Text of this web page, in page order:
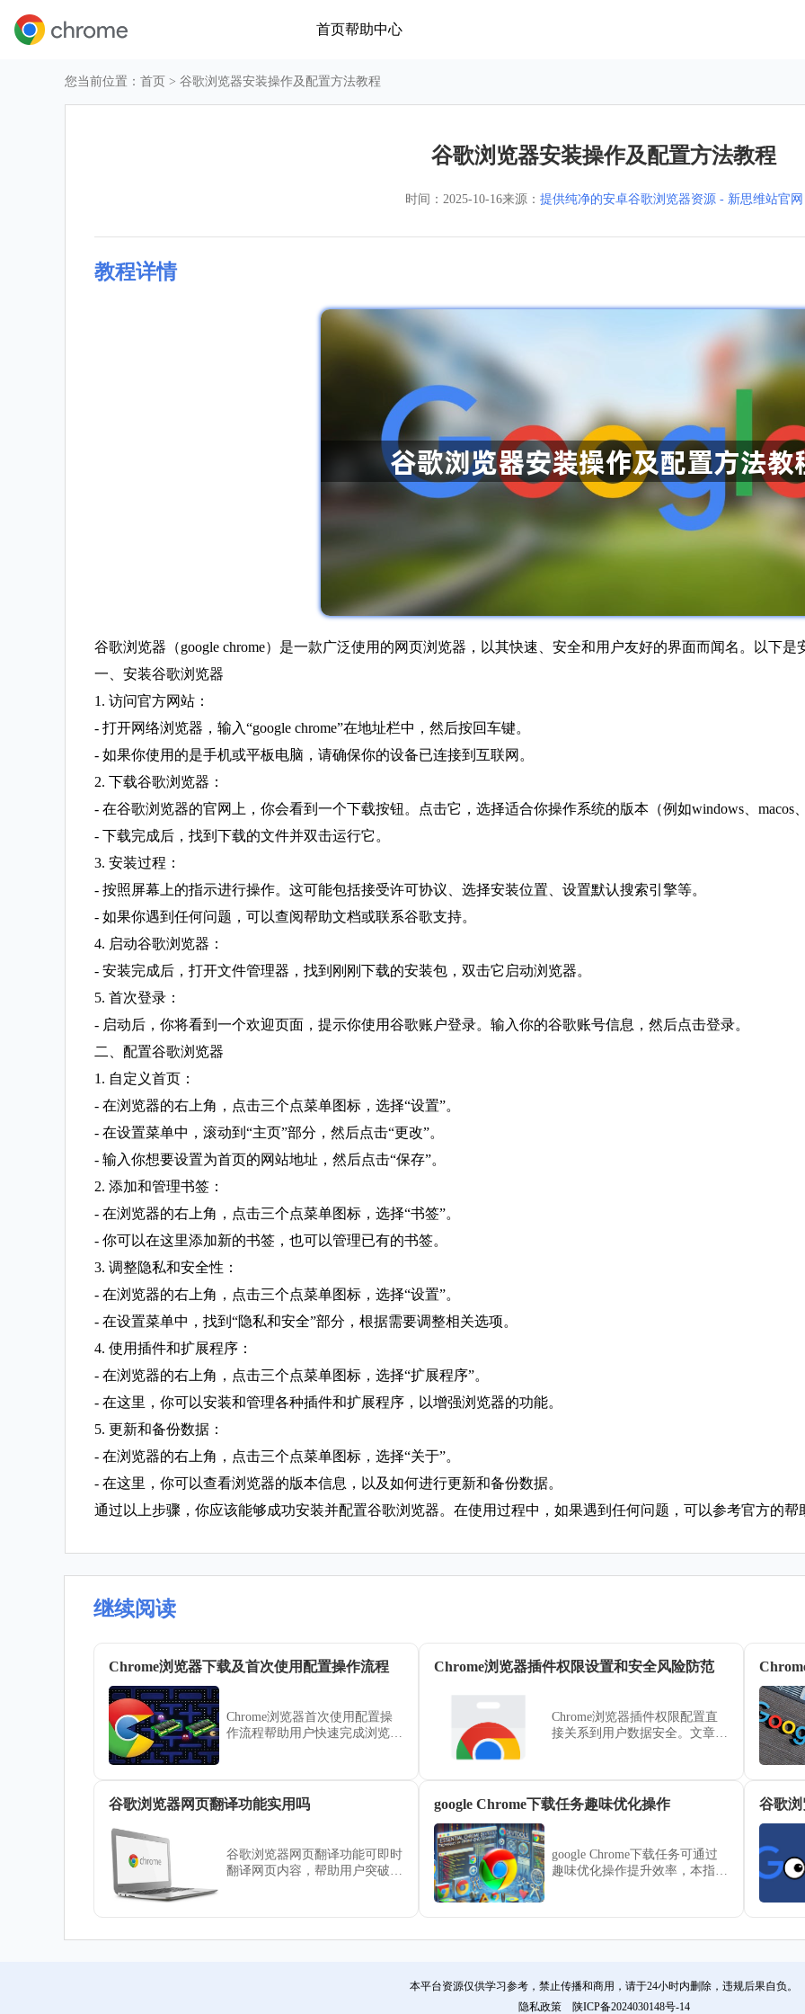
首页帮助中心
您当前位置： 首页 > 谷歌浏览器安装操作及配置方法教程
谷歌浏览器安装操作及配置方法教程
时间： 2025-10-16来源： 提供纯净的安卓谷歌浏览器资源 - 新思维站官网
教程详情
谷歌浏览器（google chrome）是一款广泛使用的网页浏览器，以其快速、安全和用户友好的界面而闻名。以下是
一、安装谷歌浏览器
1. 访问官方网站：
- 打开网络浏览器，输入“google chrome”在地址栏中，然后按回车键。
- 如果你使用的是手机或平板电脑，请确保你的设备已连接到互联网。
2. 下载谷歌浏览器：
- 在谷歌浏览器的官网上，你会看到一个下载按钮。点击它，选择适合你操作系统的版本（例如windows、macos
- 下载完成后，找到下载的文件并双击运行它。
3. 安装过程：
- 按照屏幕上的指示进行操作。这可能包括接受许可协议、选择安装位置、设置默认搜索引擎等。
- 如果你遇到任何问题，可以查阅帮助文档或联系谷歌支持。
4. 启动谷歌浏览器：
- 安装完成后，打开文件管理器，找到刚刚下载的安装包，双击它启动浏览器。
5. 首次登录：
- 启动后，你将看到一个欢迎页面，提示你使用谷歌账户登录。输入你的谷歌账号信息，然后点击登录。
二、配置谷歌浏览器
1. 自定义首页：
- 在浏览器的右上角，点击三个点菜单图标，选择“设置”。
- 在设置菜单中，滚动到“主页”部分，然后点击“更改”。
- 输入你想要设置为首页的网站地址，然后点击“保存”。
2. 添加和管理书签：
- 在浏览器的右上角，点击三个点菜单图标，选择“书签”。
- 你可以在这里添加新的书签，也可以管理已有的书签。
3. 调整隐私和安全性：
- 在浏览器的右上角，点击三个点菜单图标，选择“设置”。
- 在设置菜单中，找到“隐私和安全”部分，根据需要调整相关选项。
4. 使用插件和扩展程序：
- 在浏览器的右上角，点击三个点菜单图标，选择“扩展程序”。
- 在这里，你可以安装和管理各种插件和扩展程序，以增强浏览器的功能。
5. 更新和备份数据：
- 在浏览器的右上角，点击三个点菜单图标，选择“关于”。
- 在这里，你可以查看浏览器的版本信息，以及如何进行更新和备份数据。
通过以上步骤，你应该能够成功安装并配置谷歌浏览器。在使用过程中，如果遇到任何问题，可以参考官方的帮
继续阅读
Chrome浏览器下载及首次使用配置操作流程
Chrome浏览器首次使用配置操
作流程帮助用户快速完成浏览器
高效的体验。
Chrome浏览器插件权限设置和安全风险防范
Chrome浏览器插件权限配置直
接关系到用户数据安全。文章解
谷歌浏览器网页翻译功能实用吗
谷歌浏览器网页翻译功能可即时
翻译网页内容，帮助用户突破语
google Chrome下载任务趣味优化操作
google Chrome下载任务可通过
趣味优化操作提升效率，本指南
谷歌
本平台资源仅供学习参考，禁止传播和商用，请于24小时内删除，违规后果自负。
隐私政策
陕ICP备2024030148号-14